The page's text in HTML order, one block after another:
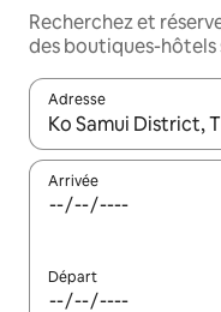
Recherchez et
des boutiques-hôtels
Adresse
Lorsque les résultats
Arrivée
Départ